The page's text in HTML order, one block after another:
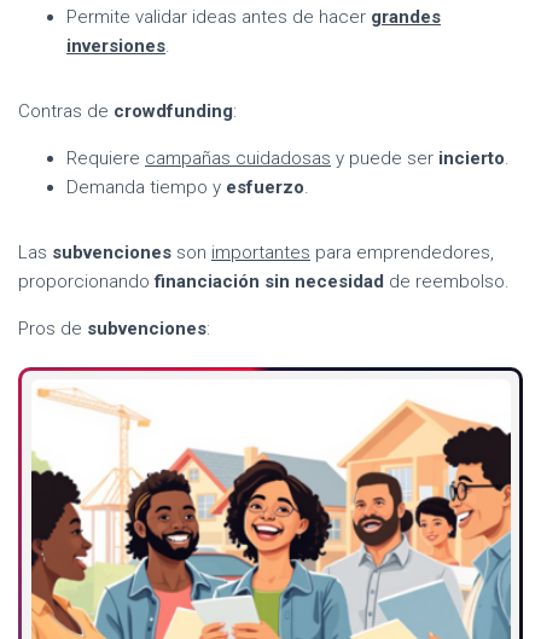
Permite validar ideas antes de hacer grandes
inversiones.
Contras de crowdfunding:
Requiere campañas cuidadosas y puede ser incierto.
Demanda tiempo y esfuerzo.
Las subvenciones son importantes para emprendedores,
proporcionandofinanciación sin necesidad de reembolso.
Pros de subvenciones: